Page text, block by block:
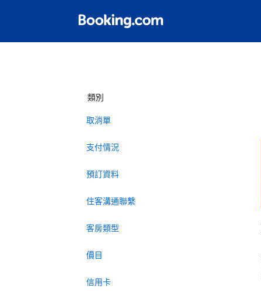
類別
取消單
支付情況
預訂資料
住客溝通聯繫
客房類型
價目
信用卡